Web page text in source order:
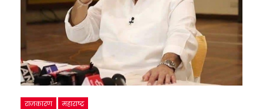
राजकारण महाराष्ट्र